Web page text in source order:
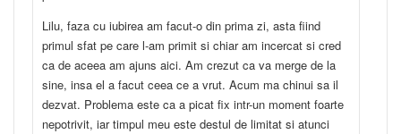
Lilu, faza cu iubirea am facut-o din prima zi, asta fiind
primul sfat pe care l-am primit si chiar am incercat si cred
ca de aceea am ajuns aici. Am crezut ca va merge de la
sine, insa el a facut ceea ce a vrut. Acum ma chinui sa il
dezvat. Problema este ca a picat fix intr-un moment foarte
nepotrivit, iar timpul meu este destul de limitat si atunci